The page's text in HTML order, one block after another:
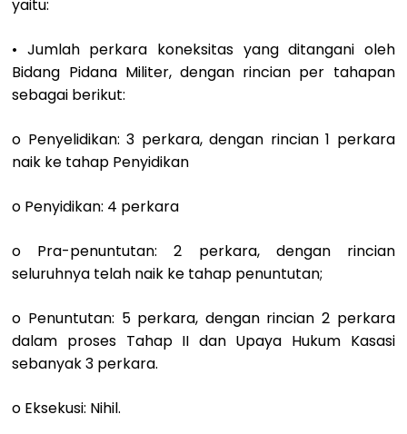
yaitu:
• Jumlah perkara koneksitas yang ditangani oleh
Bidang Pidana Militer, dengan rincian per tahapan
sebagai berikut:
o Penyelidikan: 3 perkara, dengan rincian 1 perkara
naik ke tahap Penyidikan
o Penyidikan: 4 perkara
o Pra-penuntutan: 2 perkara, dengan rincian
seluruhnya telah naik ke tahap penuntutan;
o Penuntutan: 5 perkara, dengan rincian 2 perkara
dalam proses Tahap II dan Upaya Hukum Kasasi
sebanyak 3 perkara.
o Eksekusi: Nihil.